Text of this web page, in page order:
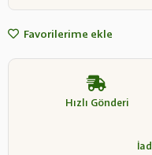
Favorilerime ekle
Hızlı Gönderi